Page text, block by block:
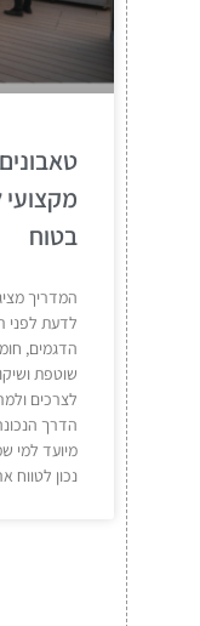
בטוח
המדריך
לדעת לפני
הדגמים,
שוטפת
לצרכים
הדרך
מיועד למי
נכון לטווח